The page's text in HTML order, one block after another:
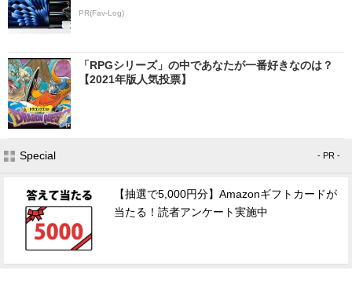
PR(Fav-Log)
「RPGシリーズ」の中であなたが一番好きなのは？
【2021年版人気投票】
Special - PR -
【抽選で5,000円分】Amazonギフトカードが
当たる！読者アンケート実施中